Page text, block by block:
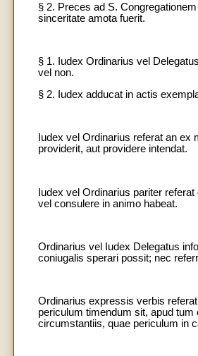
§ 2. Preces ad S.
sinceritate amota fuerit.
§ 1. Iudex Ordinarius vel
vel non.
§ 2. Iudex adducat in actis
Iudex vel Ordinarius referat an
providerit, aut providere intendat.
Iudex vel Ordinarius pariter
vel consulere in animo habeat.
Ordinarius vel Iudex Delegatus
coniugalis sperari possit; nec
Ordinarius expressis verbis
periculum timendum sit, apud
circumstantiis, quae periculum in